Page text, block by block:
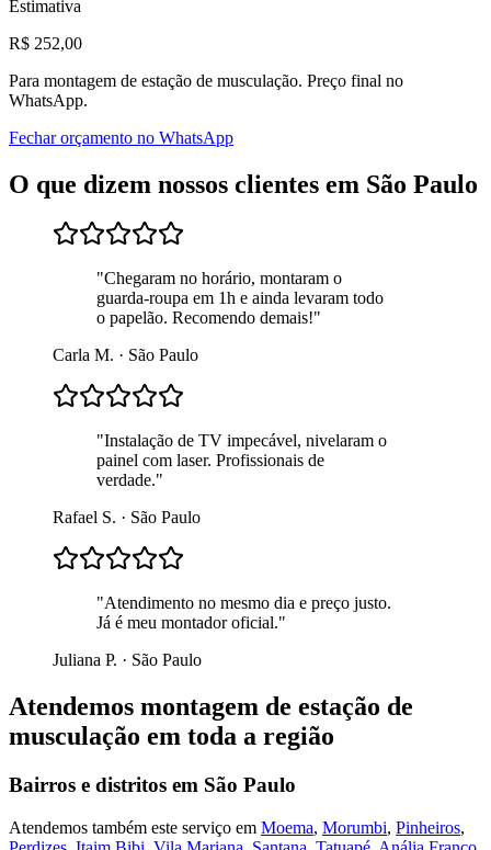
Estimativa
R$ 252,00
Para montagem de estação de musculação. Preço final no
WhatsApp.
Fechar orçamento no WhatsApp
O que dizem nossos clientes em São Paulo
"Chegaram no horário, montaram o
guarda-roupa em 1h e ainda levaram todo
o papelão. Recomendo demais!"
Carla M. · São Paulo
"Instalação de TV impecável, nivelaram o
painel com laser. Profissionais de
verdade."
Rafael S. · São Paulo
"Atendimento no mesmo dia e preço justo.
Já é meu montador oficial."
Juliana P. · São Paulo
Atendemos montagem de estação de
musculação em toda a região
Bairros e distritos em São Paulo
Atendemos também este serviço em Moema, Morumbi, Pinheiros,